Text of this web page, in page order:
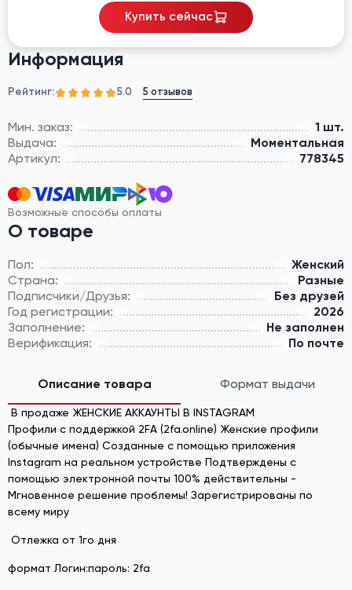
Информация
Рейтинг: 5.0 5 отзывов
Мин. заказ:
1 шт.
Выдача:
Моментальная
Артикул:
778345
Возможные способы оплаты
О товаре
Пол:
Женский
Страна:
Разные
Подписчики/Друзья:
Без друзей
Год регистрации:
2026
Заполнение:
Не заполнен
Верификация:
По почте
Купить сейчас
Описание товара Формат выдачи
В продаже ЖЕНСКИЕ АККАУНТЫ В INSTAGRAM
Профили с поддержкой 2FA (2fa.online) Женские профили
(обычные имена) Созданные с помощью приложения
Instagram на реальном устройстве Подтверждены с
помощью электронной почты 100% действительны -
Мгновенное решение проблемы! Зарегистрированы по
всему миру
Отлежка от 1го дня
формат Логин:пароль: 2fa